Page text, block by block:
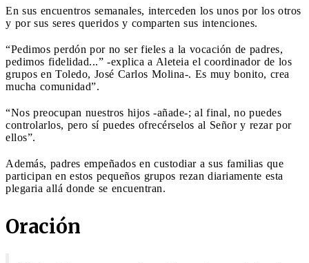
En sus encuentros semanales, interceden los unos por los otros
y por sus seres queridos y comparten sus intenciones.
“Pedimos perdón por no ser fieles a la vocación de padres,
pedimos fidelidad...” -explica a Aleteia el coordinador de los
grupos en Toledo, José Carlos Molina-. Es muy bonito, crea
mucha comunidad”.
“Nos preocupan nuestros hijos -añade-; al final, no puedes
controlarlos, pero sí puedes ofrecérselos al Señor y rezar por
ellos”.
Además, padres empeñados en custodiar a sus familias que
participan en estos pequeños grupos rezan diariamente esta
plegaria allá donde se encuentran.
Oración